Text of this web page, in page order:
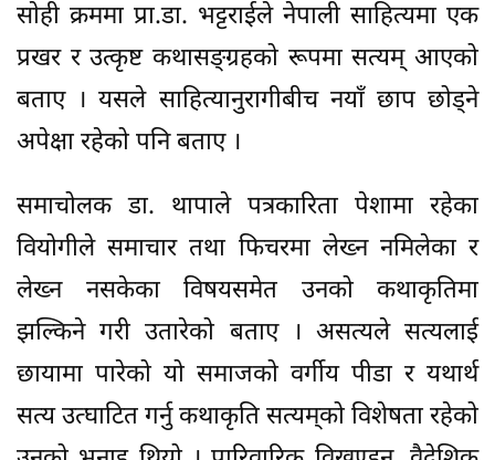
साेही क्रममा प्रा.डा. भट्टराईले नेपाली साहित्यमा एक
प्रखर र उत्कृष्ट कथासङ्ग्रहको रूपमा सत्यम् आएको
बताए । यसले साहित्यानुरागीबीच नयाँ छाप छोड्ने
अपेक्षा रहेको पनि बताए ।
समाचोलक डा. थापाले पत्रकारिता पेशामा रहेका
वियोगीले समाचार तथा फिचरमा लेख्न नमिलेका र
लेख्न नसकेका विषयसमेत उनको कथाकृतिमा
झल्किने गरी उतारेको बताए । असत्यले सत्यलाई
छायामा पारेको यो समाजको वर्गीय पीडा र यथार्थ
सत्य उत्घाटित गर्नु कथाकृति सत्यम्‌को विशेषता रहेको